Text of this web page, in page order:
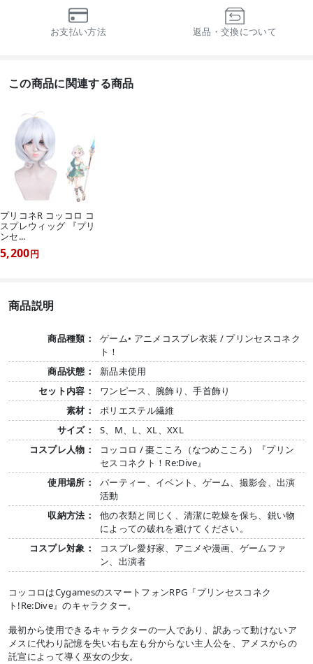
お支払い方法 返品・交換について
この商品に関連する商品
プリコネR コッコロ コ
スプレウィッグ 『プリ
ンセ...
5,200円
商品説明
商品種類：
ゲーム• アニメコスプレ衣装 / プリンセスコネク
ト！
商品状態：
新品未使用
セット内容：
ワンピース、腕飾り、手首飾り
素材：
ポリエステル繊維
サイズ：
S、M、L、XL、XXL
コスプレ人物：
コッコロ / 棗こころ（なつめこころ）『プリン
セスコネクト！Re:Dive』
使用場所：
パーティー、イベント、ゲーム、撮影会、出演
活動
収納方法：
他の衣類と同じく、清潔に乾燥を保ち、鋭い物
によっての破れを避けてください。
コスプレ対象：
コスプレ愛好家、アニメや漫画、ゲームファ
ン、出演者
コッコロはCygamesのスマートフォンRPG『プリンセスコネク
ト!Re:Dive』のキャラクター。
最初から使用できるキャラクターの一人であり、訳あって動けないア
メスに代わり記憶を失い右も左も分からない主人公を、アメスからの
託宣によって導く巫女の少女。